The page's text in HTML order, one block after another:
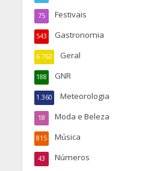
Festivais
75
Gastronomia
543
Geral
6.762
GNR
188
Meteorologia
1.360
Moda e Beleza
18
Música
815
Números
43